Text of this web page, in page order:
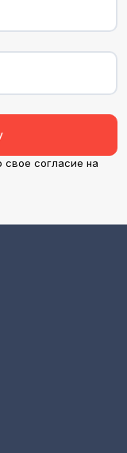
свое согласие на